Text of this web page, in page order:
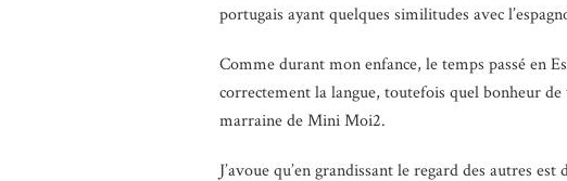
portugais ayant quelques similitudes avec
Comme durant mon enfance, le temps passé en
correctement la langue, toutefois quel bonheur
marraine de Mini Moi2.
J’avoue qu’en grandissant le regard des autres